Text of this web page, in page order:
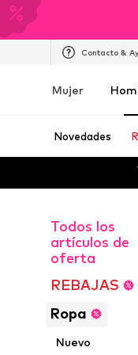
Contacto &
Mujer
Novedades
Todos los
artículos de
oferta
REBAJAS
Ropa
Nuevo